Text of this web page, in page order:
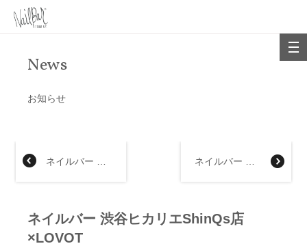
News
お知らせ
ネイルバー 渋谷ヒカリエShinQs店
×LOVOT